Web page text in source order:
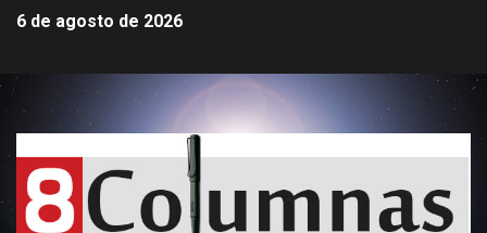
6 de agosto de 2026